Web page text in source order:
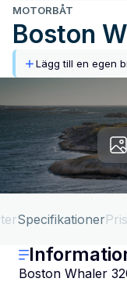
MOTORBÅT
Boston
Lägg till en egen
SpecifikationerPris
Boston Whaler